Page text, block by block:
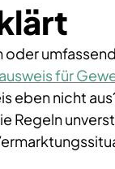
für
eben nicht
Regeln